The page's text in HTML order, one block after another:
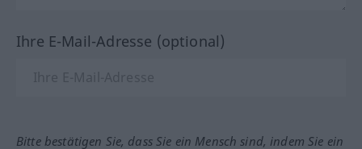
Ihre E-Mail-Adresse (optional)
Bitte bestätigen Sie, dass Sie ein Mensch sind, indem Sie ein